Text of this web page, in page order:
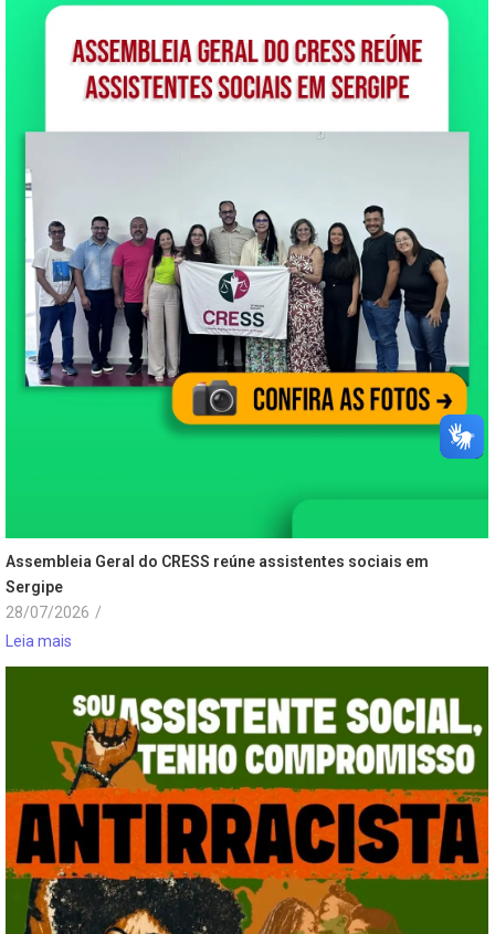
Assembleia Geral do CRESS reúne assistentes sociais em
Sergipe
28/07/2026 /
Leia mais